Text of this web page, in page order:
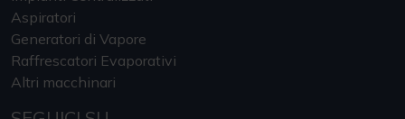
SEGUICI SU